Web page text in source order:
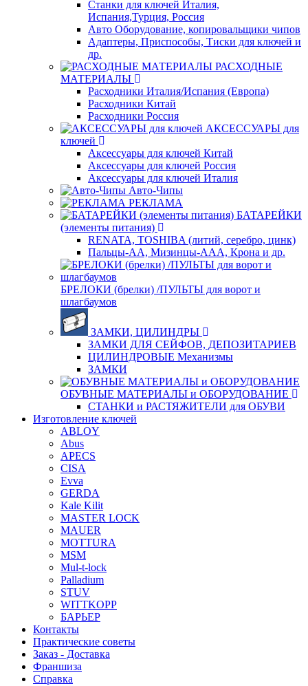
Станки для ключей Италия,
Испания,Турция, Россия
Авто Оборудование, копировальщики чипов
Адаптеры, Приспособы, Тиски для ключей и
др.
РАСХОДНЫЕ
МАТЕРИАЛЫ
Расходники Италия/Испания (Европа)
Расходники Китай
Расходники Россия
АКСЕССУАРЫ для
ключей
Аксессуары для ключей Китай
Аксессуары для ключей Россия
Аксессуары для ключей Италия
Авто-Чипы
РЕКЛАМА
БАТАРЕЙКИ
(элементы питания)
RENATA, TOSHIBA (литий, серебро, цинк)
Пальцы-АА, Мизинцы-ААА, Крона и др.
БРЕЛОКИ (брелки) /ПУЛЬТЫ для ворот и
шлагбаумов
ЗАМКИ, ЦИЛИНДРЫ
ЗАМКИ ДЛЯ СЕЙФОВ, ДЕПОЗИТАРИЕВ
ЦИЛИНДРОВЫЕ Механизмы
ЗАМКИ
ОБУВНЫЕ МАТЕРИАЛЫ и ОБОРУДОВАНИЕ
СТАНКИ и РАСТЯЖИТЕЛИ для ОБУВИ
Изготовление ключей
ABLOY
Abus
APECS
CISA
Evva
GERDA
Kale Kilit
MASTER LOCK
MAUER
MOTTURA
MSM
Mul-t-lock
Palladium
STUV
WITTKOPP
БАРЬЕР
Контакты
Практические советы
Заказ - Доставка
Франшиза
Справка